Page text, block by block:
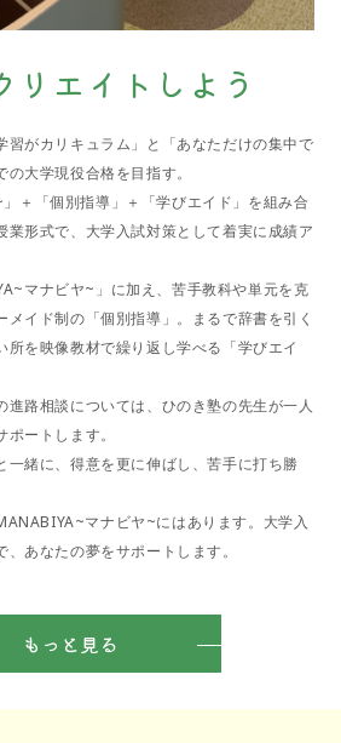
リエイトしよう
習がカリキュラム」と「あなただけの集中で
大学現役合格を目指す。
＋「個別指導」＋「学びエイド」を組み合
業形式で、大学入試対策として着実に成績ア
マナビヤ~」に加え、苦手教科や単元を克
メイド制の「個別指導」。まるで辞書を引く
所を映像教材で繰り返し学べる「学びエイ
進路相談については、ひのき塾の先生が一人
ートします。
一緒に、得意を更に伸ばし、苦手に打ち勝
マナビヤ~にはあります。大学入
あなたの夢をサポートします。
もっと見る